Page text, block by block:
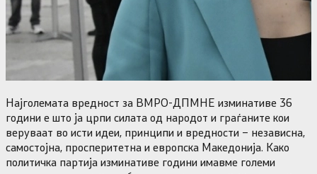
Најголемата вредност за ВМРО-ДПМНЕ изминативе 36
години е што ја црпи силата од народот и граѓаните кои
веруваат во исти идеи, принципи и вредности – независна,
самостојна, просперитетна и европска Македонија. Како
политичка партија изминативе години имавме големи